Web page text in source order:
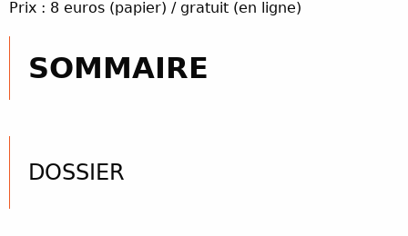
Prix : 8 euros (papier) / gratuit (en ligne)
SOMMAIRE
DOSSIER